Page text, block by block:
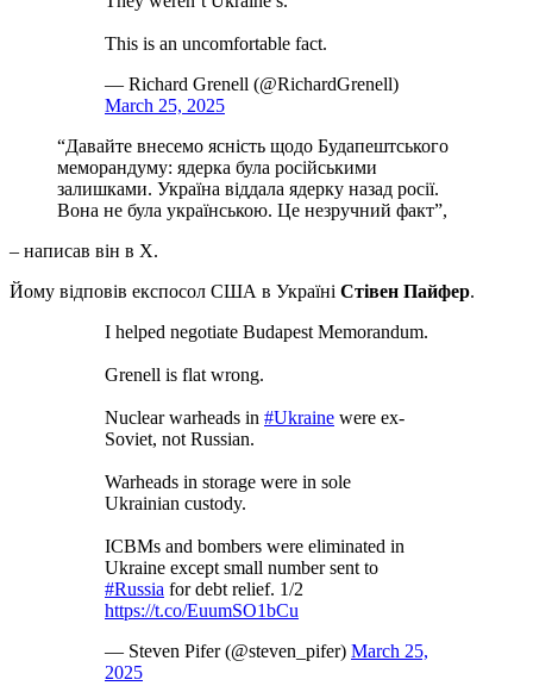
This is an uncomfortable fact.
— Richard Grenell (@RichardGrenell)
March 25, 2025
“Давайте внесемо ясність щодо Будапештського
меморандуму: ядерка була російськими
залишками. Україна віддала ядерку назад росії.
Вона не була українською. Це незручний факт”,
– написав він в Х.
Йому відповів експосол США в Україні Стівен Пайфер.
I helped negotiate Budapest Memorandum.
Grenell is flat wrong.
Nuclear warheads in #Ukraine were ex-
Soviet, not Russian.
Warheads in storage were in sole
Ukrainian custody.
ICBMs and bombers were eliminated in
Ukraine except small number sent to
#Russia for debt relief. 1/2
https://t.co/EuumSO1bCu
— Steven Pifer (@steven_pifer) March 25,
2025